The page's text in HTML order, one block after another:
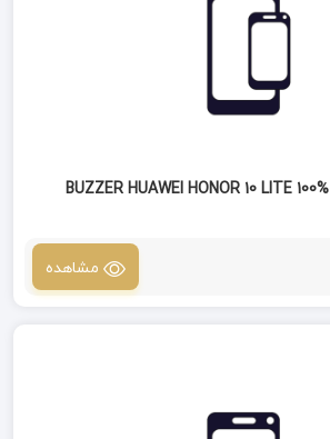
مشاهده